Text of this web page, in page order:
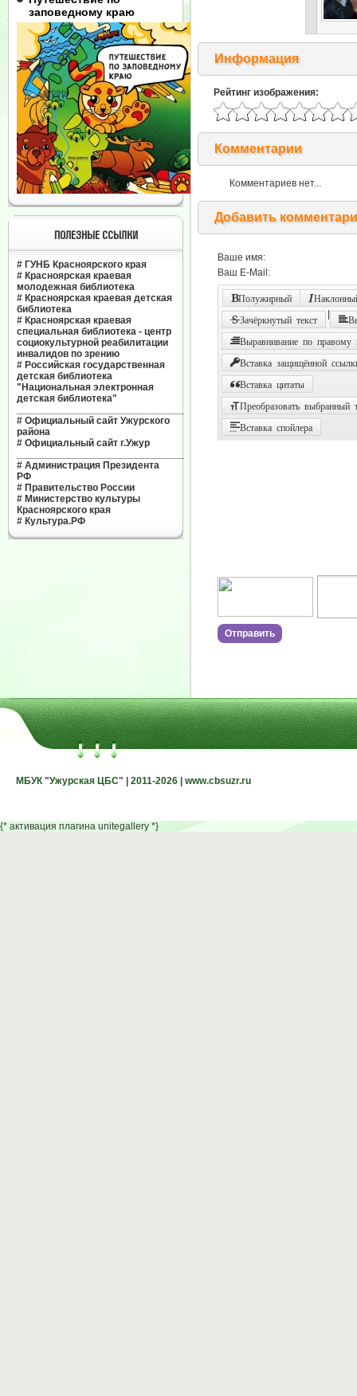
заповедному краю
ПОЛЕЗНЫЕ ССЫЛКИ
# ГУНБ Красноярского края
# Красноярская краевая
молодежная библиотека
# Красноярская краевая детская
библиотека
# Красноярская краевая
специальная библиотека - центр
социокультурной реабилитации
инвалидов по зрению
# Российская государственная
детская библиотека
"Национальная электронная
детская библиотека"
# Официальный сайт Ужурского
района
# Официальный сайт г.Ужур
# Администрация Президента
РФ
# Правительство России
# Министерство культуры
Красноярского края
# Культура.РФ
Информация
Рейтинг изображения:
Комментарии
Комментариев нет...
Добавить
Ваше имя:
Ваш E-Mail:
Полужирный
Зачёркнутый текст
Выравнивание по правому
Вставка защищённой
Вставка цитаты
Преобразовать выбранный
Вставка спойлера
МБУК "Ужурская ЦБС" | 2011-2026 | www.cbsuzr.ru
МБУК "Ужурская ЦБС" | 2011-2026 | www.cbsuzr.ru
{* активация плагина unitegallery *}